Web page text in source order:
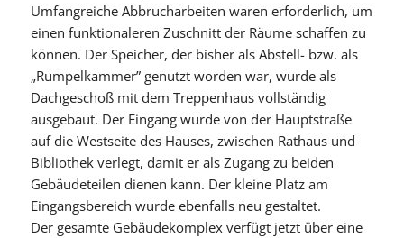
Umfangreiche Abbrucharbeiten waren erforderlich, um
einen funktionaleren Zuschnitt der Räume schaffen zu
können. Der Speicher, der bisher als Abstell- bzw. als
„Rumpelkammer” genutzt worden war, wurde als
Dachgeschoß mit dem Treppenhaus vollständig
ausgebaut. Der Eingang wurde von der Hauptstraße
auf die Westseite des Hauses, zwischen Rathaus und
Bibliothek verlegt, damit er als Zugang zu beiden
Gebäudeteilen dienen kann. Der kleine Platz am
Eingangsbereich wurde ebenfalls neu gestaltet.
Der gesamte Gebäudekomplex verfügt jetzt über eine